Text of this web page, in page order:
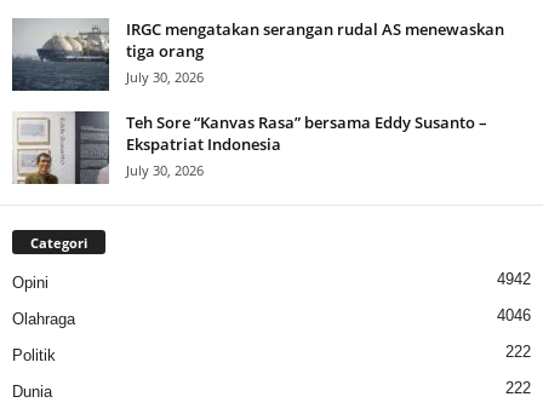
IRGC mengatakan serangan rudal AS menewaskan
tiga orang
July 30, 2026
Teh Sore “Kanvas Rasa” bersama Eddy Susanto –
Ekspatriat Indonesia
July 30, 2026
Categori
Opini 4942
Olahraga 4046
Politik 222
Dunia 222